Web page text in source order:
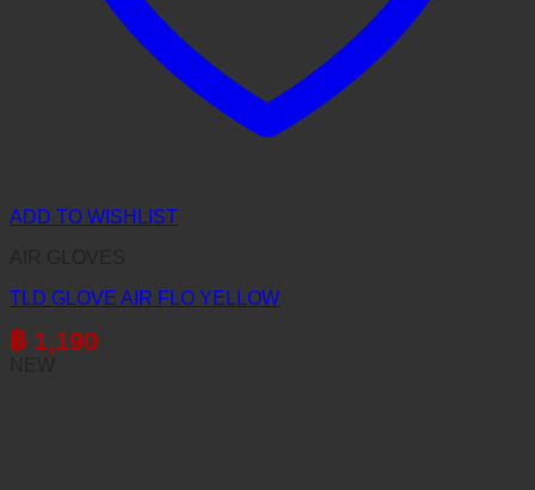
ADD TO WISHLIST
TLD GLOVE AIR FLO YELLOW
฿ 1,190